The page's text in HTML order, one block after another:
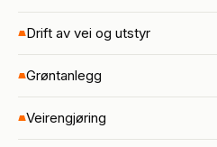
Drift av vei og utstyr
Grøntanlegg
Veirengjøring